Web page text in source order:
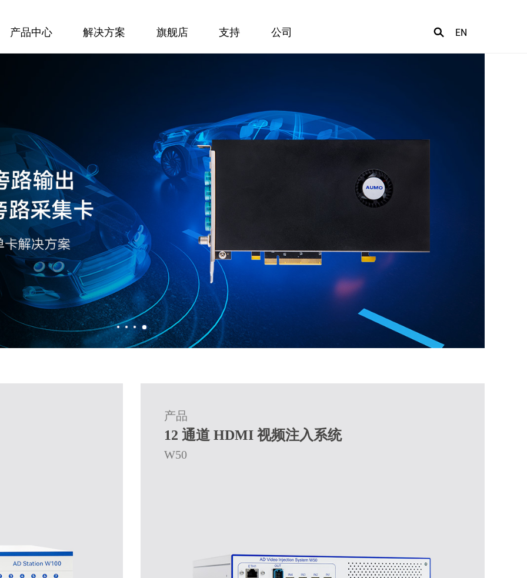
产品中心 解决方案 旗舰店 支持 公司 EN
产品
12 通道 HDMI 视频注入系统
W50